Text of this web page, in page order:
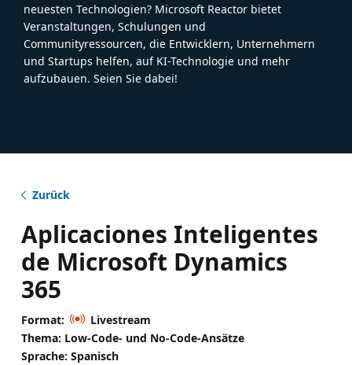
neuesten Technologien? Microsoft Reactor bietet
Veranstaltungen, Schulungen und
Communityressourcen, die Entwicklern, Unternehmern
und Startups helfen, auf KI-Technologie und mehr
aufzubauen. Seien Sie dabei!
Zurück
Aplicaciones Inteligentes
de Microsoft Dynamics
365
Format:
Livestream
Thema: Low-Code- und No-Code-Ansätze
Sprache: Spanisch